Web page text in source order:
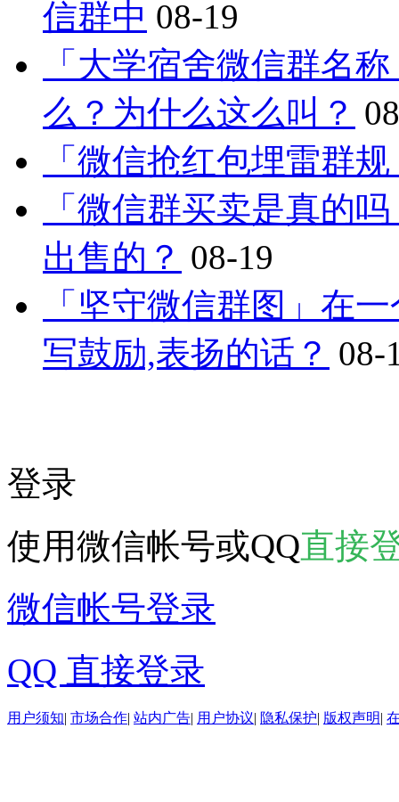
信群中 08-19
「大学宿舍微信群名
么？为什么这么叫？
「微信抢红包埋雷群
「微信群买卖是真的
出售的？ 08-19
「坚守微信群图」在
写鼓励,表扬的话？ 08-
登录
使用微信帐号或QQ直接
微信帐号登录
QQ 直接登录
用户须知| 市场合作| 站内广告| 用户协议| 隐私保护| 版权声明|